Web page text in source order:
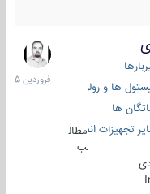
ها و رولورها
ها
تجهیزات انفرادی
مطال
ب
17
فروردین
1405